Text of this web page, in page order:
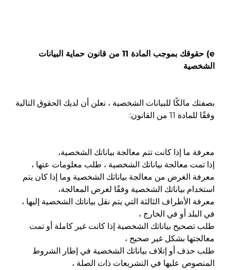
e) حقوقك بموجب المادة 11 من قانون حماية البيانات
الشخصية
بصفتك مالكًا للبيانات الشخصية ، نعلن أن لديك الحقوق التالية
وفقًا للمادة 11 من القانون:
معرفة ما إذا كانت تتم معالجة بياناتك الشخصية،
إذا تمت معالجة بياناتك الشخصية ، طلب معلومات عنها ،
معرفة الغرض من معالجة بياناتك الشخصية وما إذا كان يتم
استخدام بياناتك الشخصية وفقًا لغرض المعالجة،
معرفة الأطراف الثالثة التي يتم نقل بياناتك الشخصية إليها ،
في البلد أو في الخارج ،
طلب تصحيح بياناتك الشخصية إذا كانت غير كاملة أو تمت
معالجتها بشكل غير صحيح ،
طلب حذف أو إتلاف بياناتك الشخصية في إطار الشروط
المنصوص عليها في التشريعات ذات الصلة ،